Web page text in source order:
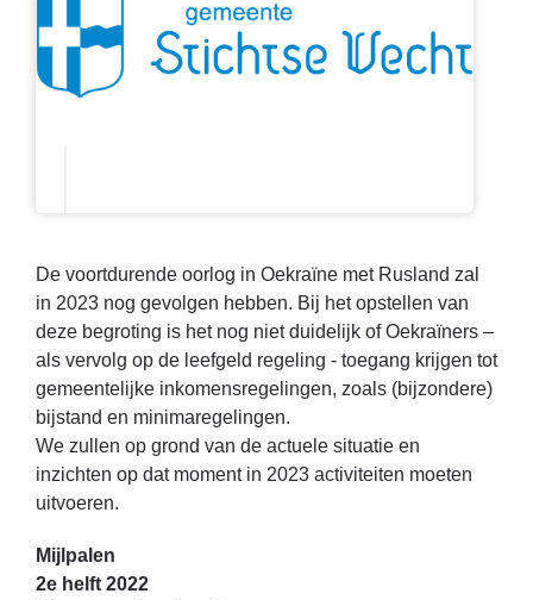
De voortdurende oorlog in Oekraïne met Rusland zal
in 2023 nog gevolgen hebben. Bij het opstellen van
deze begroting is het nog niet duidelijk of Oekraïners –
als vervolg op de leefgeld regeling - toegang krijgen tot
gemeentelijke inkomensregelingen, zoals (bijzondere)
bijstand en minimaregelingen.
We zullen op grond van de actuele situatie en
inzichten op dat moment in 2023 activiteiten moeten
uitvoeren.
Mijlpalen
2e helft 2022